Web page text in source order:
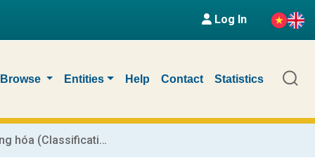
Log In
Browse Entities Help Contact Statistics
Học phần Phân loại và xuất xứ hàng hóa (Classification and origin of goods)